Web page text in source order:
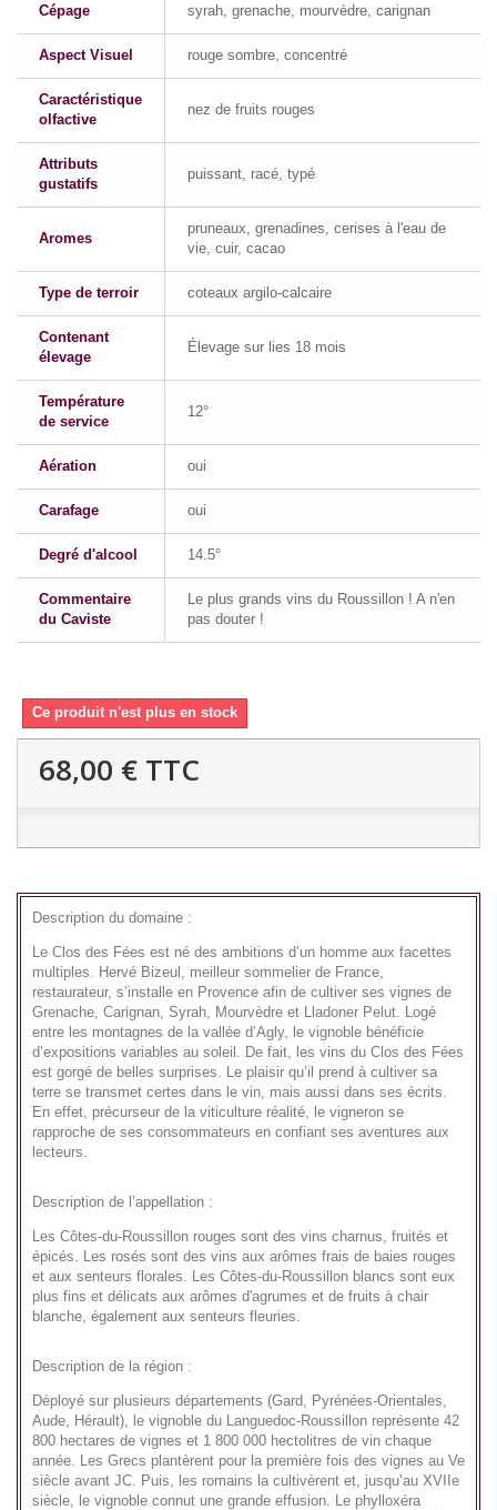
Cépage syrah, grenache, mourvèdre, carignan
Aspect Visuel rouge sombre, concentré
Caractéristique
olfactive
nez de fruits rouges
Attributs
gustatifs
puissant, racé, typé
Aromes
pruneaux, grenadines, cerises à l'eau de
vie, cuir, cacao
Type de terroir coteaux argilo-calcaire
Contenant
élevage
Élevage sur lies 18 mois
Température
de service
12°
Aération oui
Carafage oui
Degré d'alcool 14.5°
Commentaire
du Caviste
Le plus grands vins du Roussillon ! A n'en
pas douter !
Ce produit n'est plus en stock
68,00 € TTC
Description du domaine :
Le Clos des Fées est né des ambitions d’un homme aux facettes
multiples. Hervé Bizeul, meilleur sommelier de France,
restaurateur, s’installe en Provence afin de cultiver ses vignes de
Grenache, Carignan, Syrah, Mourvèdre et Lladoner Pelut. Logé
entre les montagnes de la vallée d’Agly, le vignoble bénéficie
d’expositions variables au soleil. De fait, les vins du Clos des Fées
est gorgé de belles surprises. Le plaisir qu’il prend à cultiver sa
terre se transmet certes dans le vin, mais aussi dans ses écrits.
En effet, précurseur de la viticulture réalité, le vigneron se
rapproche de ses consommateurs en confiant ses aventures aux
lecteurs.
Description de l’appellation :
Les Côtes-du-Roussillon rouges sont des vins charnus, fruités et
épicés. Les rosés sont des vins aux arômes frais de baies rouges
et aux senteurs florales. Les Côtes-du-Roussillon blancs sont eux
plus fins et délicats aux arômes d'agrumes et de fruits à chair
blanche, également aux senteurs fleuries.
Description de la région :
Déployé sur plusieurs départements (Gard, Pyrénées-Orientales,
Aude, Hérault), le vignoble du Languedoc-Roussillon représente 42
800 hectares de vignes et 1 800 000 hectolitres de vin chaque
année. Les Grecs plantèrent pour la première fois des vignes au Ve
siècle avant JC. Puis, les romains la cultivèrent et, jusqu’au XVIIe
siècle, le vignoble connut une grande effusion. Le phylloxéra